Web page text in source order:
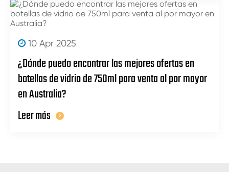
10 Apr 2025
¿Dónde puedo encontrar las mejores ofertas en
botellas de vidrio de 750ml para venta al por mayor
en Australia?
Leer más